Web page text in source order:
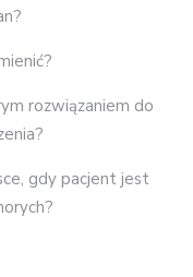
rozwiązaniem do
gdy pacjent jest